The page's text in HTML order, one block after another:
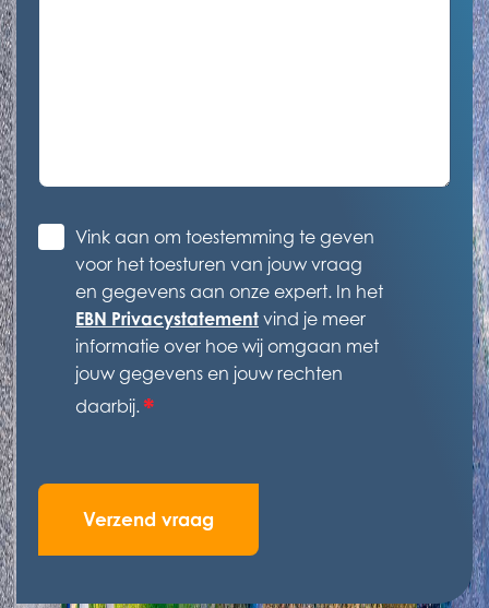
Toestemming
Vink aan om toestemming te geven
voor het toesturen van jouw vraag
en gegevens aan onze expert. In het
EBN Privacystatement vind je meer
informatie over hoe wij omgaan met
jouw gegevens en jouw rechten
daarbij.*